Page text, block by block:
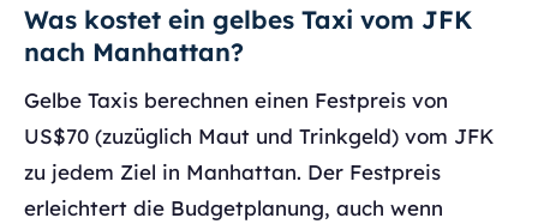
Was kostet ein gelbes Taxi vom JFK
nach Manhattan?
Gelbe Taxis berechnen einen Festpreis von
US$70 (zuzüglich Maut und Trinkgeld) vom JFK
zu jedem Ziel in Manhattan. Der Festpreis
erleichtert die Budgetplanung, auch wenn